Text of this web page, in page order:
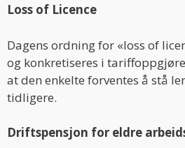
Loss of Licence
Dagens ordning for «loss of
og konkretiseres i
at den enkelte forventes å stå
tidligere.
Driftspensjon for eldre